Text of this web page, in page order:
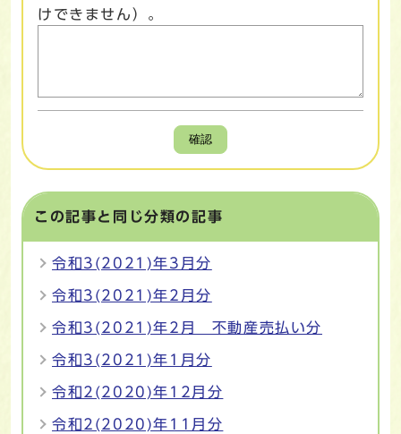
けできません）。
確認
この記事と同じ分類の記事
令和3(2021)年3月分
令和3(2021)年2月分
令和3(2021)年2月 不動産売払い分
令和3(2021)年1月分
令和2(2020)年12月分
令和2(2020)年11月分